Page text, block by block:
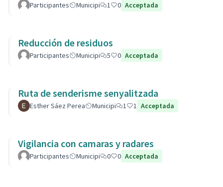
Participantes Municipi 1 0 Acceptada
Reducción de residuos
Participantes Municipi 5 0 Acceptada
Ruta de senderisme senyalitzada
Esther Sáez Perea Municipi 1 1 Acceptada
Vigilancia con camaras y radares
Participantes Municipi 0 0 Acceptada